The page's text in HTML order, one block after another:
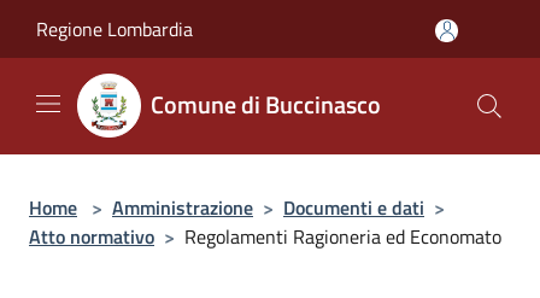
Regione Lombardia
Comune di Buccinasco
Home > Amministrazione > Documenti e dati >
Atto normativo > Regolamenti Ragioneria ed Economato